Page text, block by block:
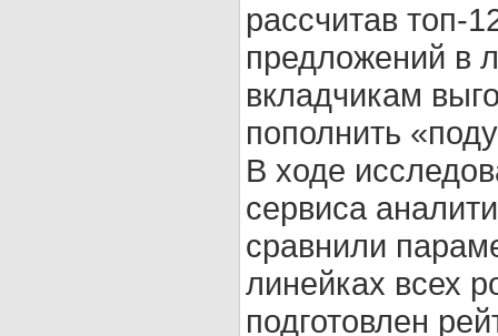
рассчитав топ-
предложений в
вкладчикам
пополнить
В ходе
сервиса
сравнили
линейках всех
подготовлен